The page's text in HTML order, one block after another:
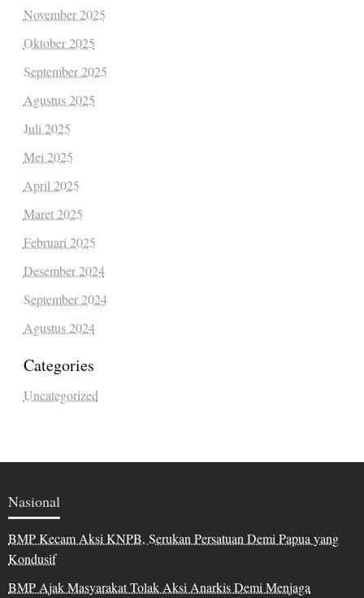
November 2025
Oktober 2025
September 2025
Agustus 2025
Juli 2025
Mei 2025
April 2025
Maret 2025
Februari 2025
Desember 2024
September 2024
Agustus 2024
Categories
Uncategorized
Nasional
BMP Kecam Aksi KNPB, Serukan Persatuan Demi Papua yang
Kondusif
BMP Ajak Masyarakat Tolak Aksi Anarkis Demi Menjaga